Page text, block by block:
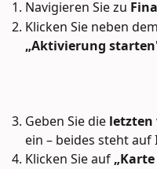
Navigieren Sie zu
Klicken Sie neben
„Aktivierung
Geben Sie die letzten
ein – beides steht auf
Klicken Sie auf